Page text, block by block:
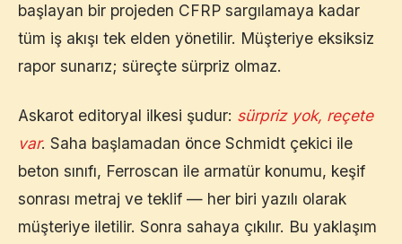
başlayan bir projeden CFRP sargılamaya kadar
tüm iş akışı tek elden yönetilir. Müşteriye eksiksiz
rapor sunarız; süreçte sürpriz olmaz.
Askarot editoryal ilkesi şudur: sürpriz yok, reçete
var. Saha başlamadan önce Schmidt çekici ile
beton sınıfı, Ferroscan ile armatür konumu, keşif
sonrası metraj ve teklif — her biri yazılı olarak
müşteriye iletilir. Sonra sahaya çıkılır. Bu yaklaşım